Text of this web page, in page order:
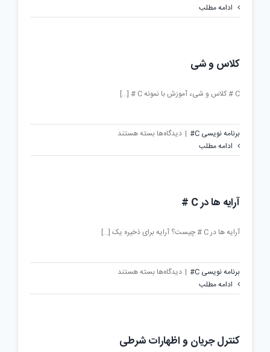
میراث
ادامه مطلب
کلاس و شی
C # کلاس و شیء آموزش با نمونه C # [...]
برنامه نویسی C# | دیدگاه‌ها برای
و
بسته هستند
ادامه مطلب
آرایه ها در C #
آرایه ها در C # چیست؟ آرایه برای ذخیره یک [...]
برنامه نویسی C# | دیدگاه‌ها برای
ها
بسته هستند
ادامه مطلب
کنترل جریان و اظهارات شرطی